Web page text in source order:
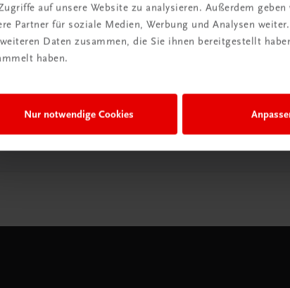
auf unsere Website zu analysieren. Außerdem
Partner für soziale Medien, Werbung und Analysen
Daten zusammen, die Sie ihnen bereitgestellt
haben.
Nur notwendige Cookies
die
für
TRAUNER Verlag +
Köglstraße 14 | 4020
Österreich/Austria
WhatsApp:+43 664